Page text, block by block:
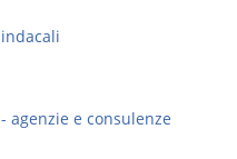
agenzie e consulenze